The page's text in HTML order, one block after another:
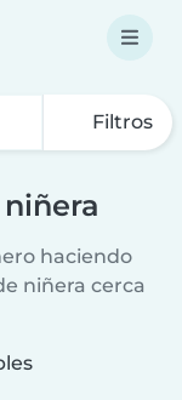
Filtros
haciendo
niñera cerca